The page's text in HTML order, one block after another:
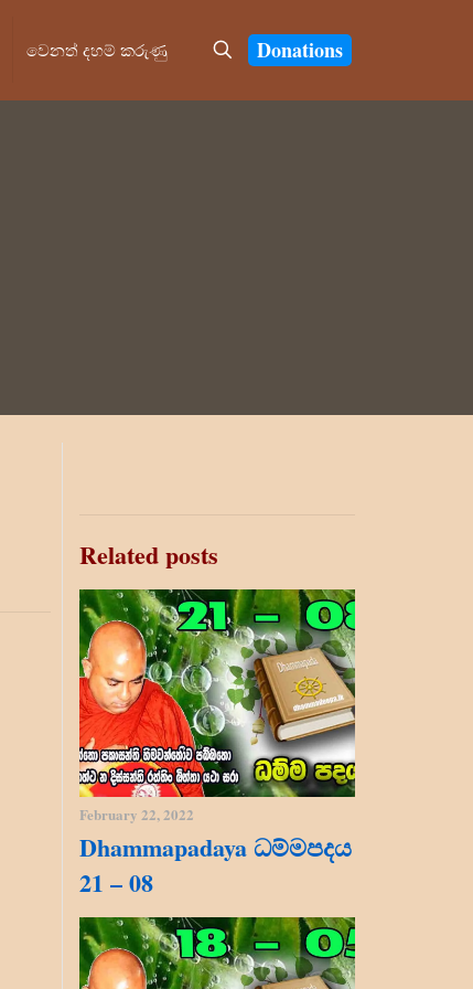
වෙනත් දහම් කරුණු Donations
Related posts
February 22, 2022
Dhammapadaya ධම්මපදය
21 – 08